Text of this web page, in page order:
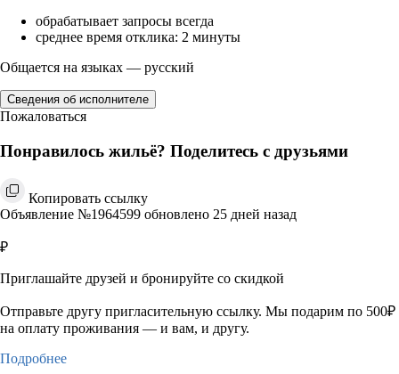
обрабатывает запросы всегда
среднее время отклика: 2 минуты
Общается на языках — русский
Сведения об исполнителе
Пожаловаться
Понравилось жильё? Поделитесь с друзьями
Копировать ссылку
Объявление №1964599 обновлено 25 дней назад
₽
Приглашайте друзей и бронируйте со скидкой
Отправьте другу пригласительную ссылку. Мы подарим по 500₽
на оплату проживания — и вам, и другу.
Подробнее